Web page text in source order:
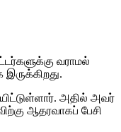
வராமல்
அதில் அவர்
ஆதரவாகப் பேசி